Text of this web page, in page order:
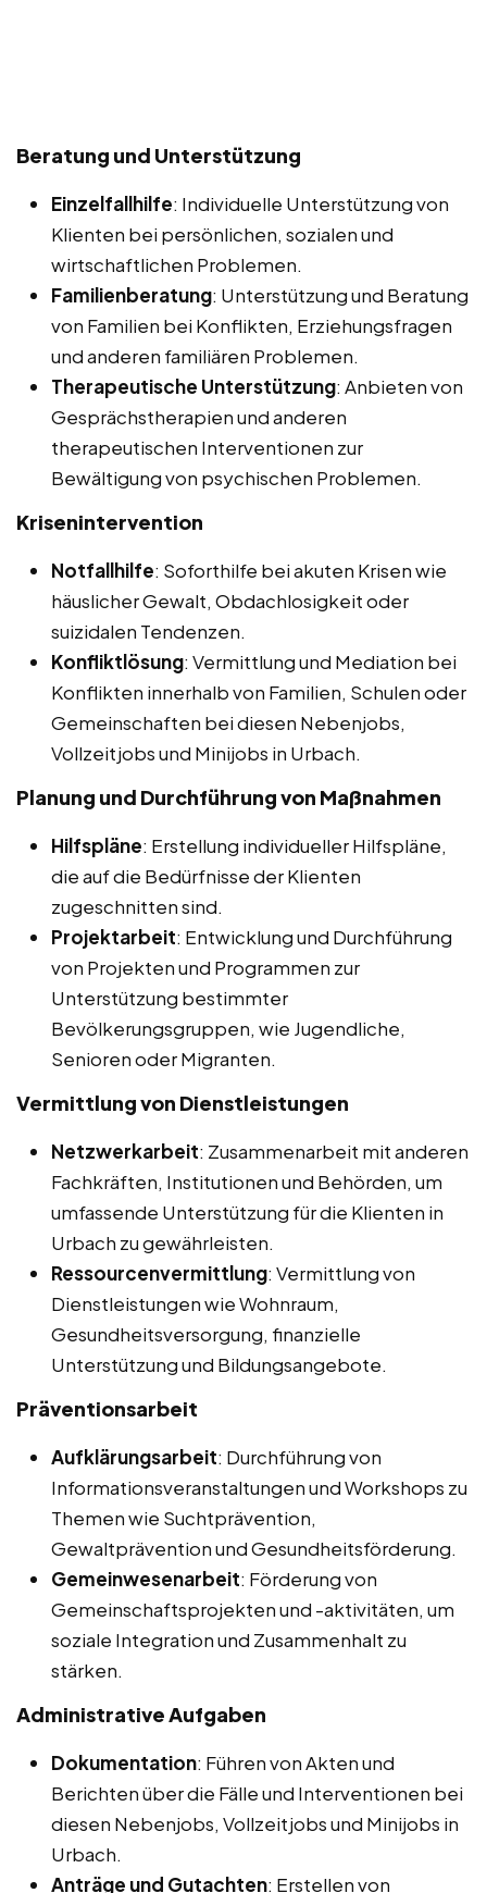
Beratung und Unterstützung
Einzelfallhilfe: Individuelle Unterstützung von
Klienten bei persönlichen, sozialen und
wirtschaftlichen Problemen.
Familienberatung: Unterstützung und Beratung
von Familien bei Konflikten, Erziehungsfragen
und anderen familiären Problemen.
Therapeutische Unterstützung: Anbieten von
Gesprächstherapien und anderen
therapeutischen Interventionen zur
Bewältigung von psychischen Problemen.
Krisenintervention
Notfallhilfe: Soforthilfe bei akuten Krisen wie
häuslicher Gewalt, Obdachlosigkeit oder
suizidalen Tendenzen.
Konfliktlösung: Vermittlung und Mediation bei
Konflikten innerhalb von Familien, Schulen oder
Gemeinschaften bei diesen Nebenjobs,
Vollzeitjobs und Minijobs in Urbach.
Planung und Durchführung von Maßnahmen
Hilfspläne: Erstellung individueller Hilfspläne,
die auf die Bedürfnisse der Klienten
zugeschnitten sind.
Projektarbeit: Entwicklung und Durchführung
von Projekten und Programmen zur
Unterstützung bestimmter
Bevölkerungsgruppen, wie Jugendliche,
Senioren oder Migranten.
Vermittlung von Dienstleistungen
Netzwerkarbeit: Zusammenarbeit mit anderen
Fachkräften, Institutionen und Behörden, um
umfassende Unterstützung für die Klienten in
Urbach zu gewährleisten.
Ressourcenvermittlung: Vermittlung von
Dienstleistungen wie Wohnraum,
Gesundheitsversorgung, finanzielle
Unterstützung und Bildungsangebote.
Präventionsarbeit
Aufklärungsarbeit: Durchführung von
Informationsveranstaltungen und Workshops zu
Themen wie Suchtprävention,
Gewaltprävention und Gesundheitsförderung.
Gemeinwesenarbeit: Förderung von
Gemeinschaftsprojekten und -aktivitäten, um
soziale Integration und Zusammenhalt zu
stärken.
Administrative Aufgaben
Dokumentation: Führen von Akten und
Berichten über die Fälle und Interventionen bei
diesen Nebenjobs, Vollzeitjobs und Minijobs in
Urbach.
Anträge und Gutachten: Erstellen von